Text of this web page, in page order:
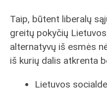
Taip, būtent liberalų
greitų pokyčių
alternatyvų iš esmės
iš kurių dalis atkrenta
Lietuvos